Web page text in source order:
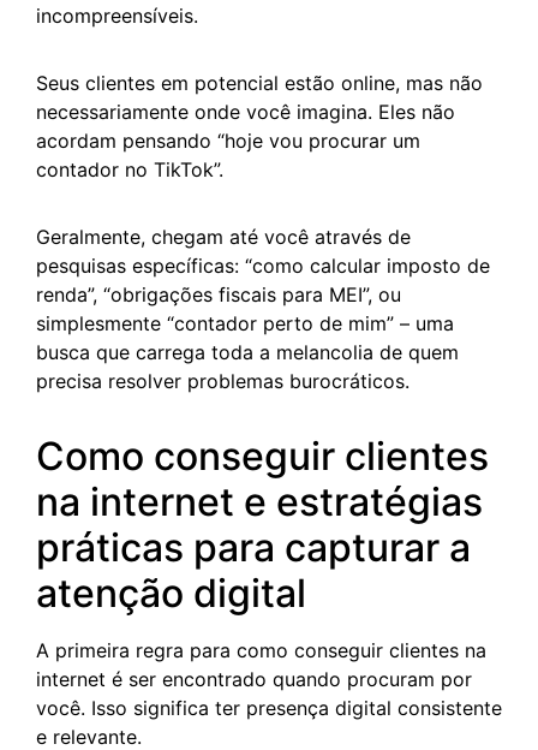
incompreensíveis.
Seus clientes em potencial estão online, mas não
necessariamente onde você imagina. Eles não
acordam pensando “hoje vou procurar um
contador no TikTok”.
Geralmente, chegam até você através de
pesquisas específicas: “como calcular imposto de
renda”, “obrigações fiscais para MEI”, ou
simplesmente “contador perto de mim” – uma
busca que carrega toda a melancolia de quem
precisa resolver problemas burocráticos.
Como conseguir clientes
na internet e estratégias
práticas para capturar a
atenção digital
A primeira regra para como conseguir clientes na
internet é ser encontrado quando procuram por
você. Isso significa ter presença digital consistente
e relevante.